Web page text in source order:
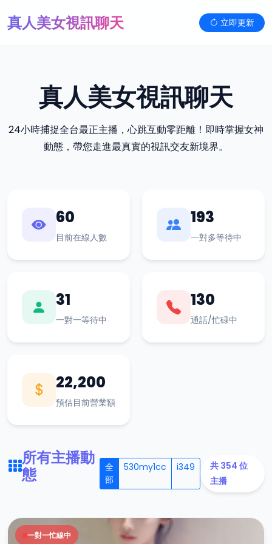
真人美女視訊聊天 立即更新
真人美女視訊聊天
24小時捕捉全台最正主播，心跳互動零距離！即時掌握女神
動態，帶您走進最真實的視訊交友新境界。
60
目前在線人數
193
一對多等待中
31
一對一等待中
130
通話/忙碌中
22,200
預估目前營業額
所有主播動
態
全
部
530my1cc i349
共 354 位
主播
一對一忙線中